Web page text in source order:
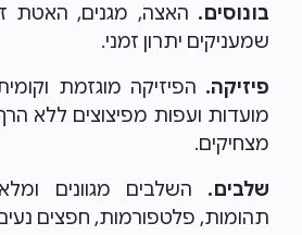
בונוסים. האצה, מגנים, האטת
שמעניקים יתרון זמני.
פיזיקה. הפיזיקה מוגזמת
מועדות ועפות מפיצוצים ללא
מצחיקים.
שלבים. השלבים מגוונים
תהומות, פלטפורמות, חפצים